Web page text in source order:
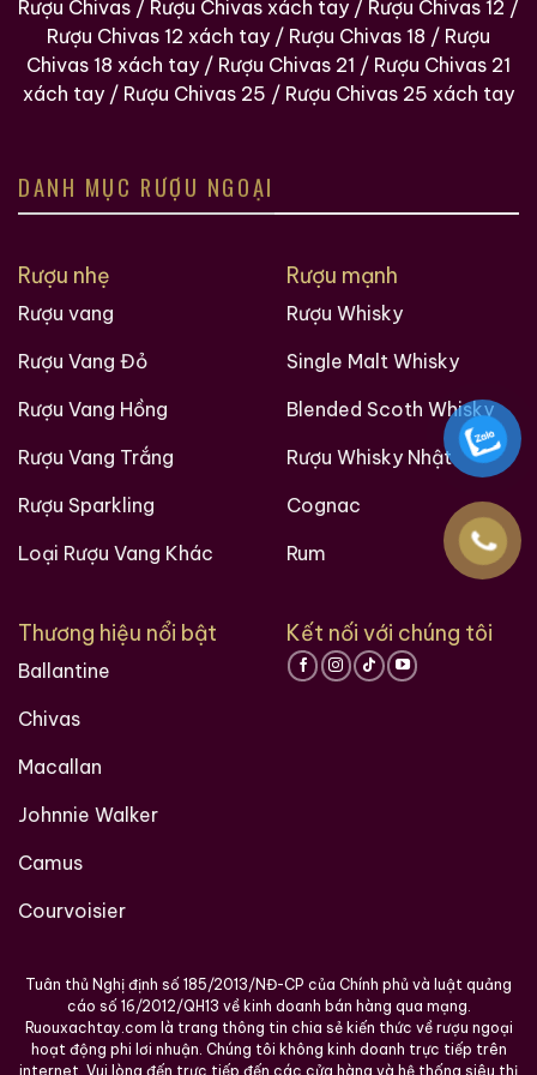
Hotline: 096 373 9768
Website:ruouxachtay.com
Rượu Chivas / Rượu Chivas xách tay / Rượu Chivas 12 /
Rượu Chivas 12 xách tay / Rượu Chivas 18 / Rượu
Chivas 18 xách tay / Rượu Chivas 21 / Rượu Chivas 21
xách tay / Rượu Chivas 25 / Rượu Chivas 25 xách tay
DANH MỤC RƯỢU NGOẠI
Rượu nhẹ
Rượu vang
Rượu Vang Đỏ
Rượu Vang Hồng
Rượu Vang Trắng
Rượu Sparkling
Loại Rượu Vang Khác
Rượu mạnh
Rượu Whisky
Single Malt Whisky
Blended Scoth Whisky
Rượu Whisky Nhật
Cognac
Rum
Thương hiệu nổi bật
Ballantine
Chivas
Macallan
Johnnie Walker
Camus
Courvoisier
Kết nối với chúng tôi
Tuân thủ Nghị định số 185/2013/NĐ-CP của Chính phủ và luật quảng
cáo số 16/2012/QH13 về kinh doanh bán hàng qua mạng.
Ruouxachtay.com là trang thông tin chia sẻ kiến thức về rượu ngoại
hoạt động phi lơi nhuận. Chúng tôi không kinh doanh trực tiếp trên
internet. Vui lòng đến trực tiếp đến các cửa hàng và hệ thống siêu thị